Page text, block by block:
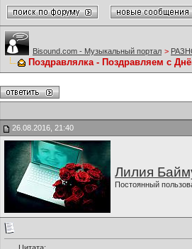
Bisound.com - Музыкальный портал >
Поздравлялка - Поздравляем с
26.08.2016, 21:40
Лилия
Постоянный